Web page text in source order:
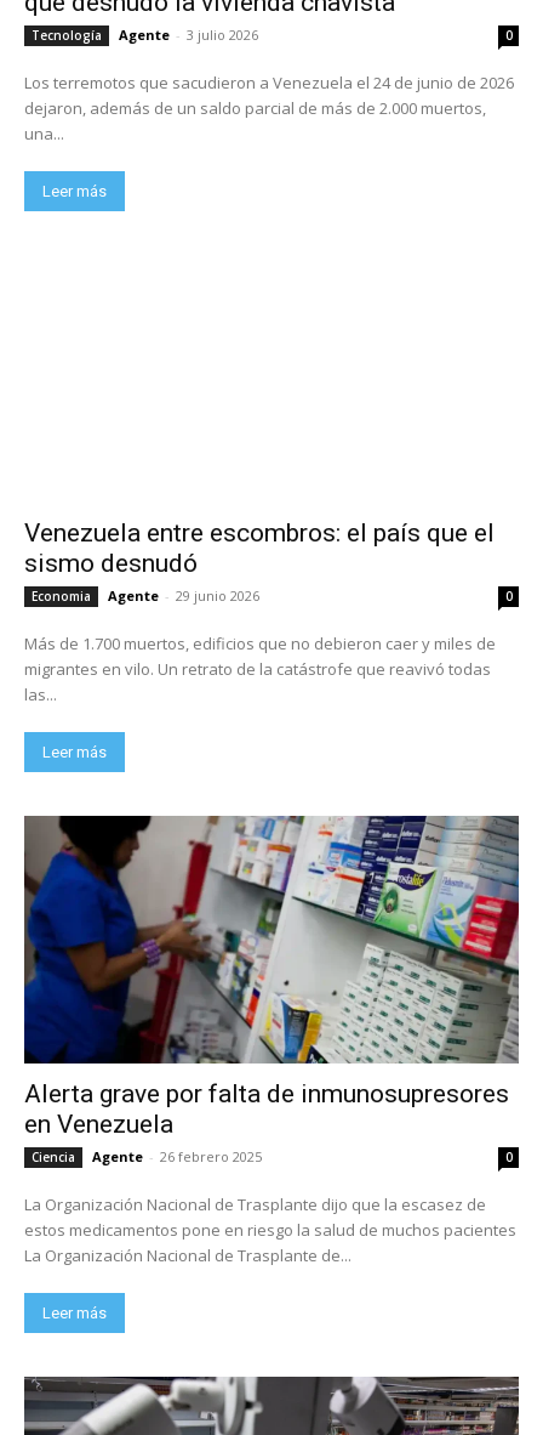
Tecnología Agente - 3 julio 2026 0
Los terremotos que sacudieron a Venezuela el 24 de junio de 2026
dejaron, además de un saldo parcial de más de 2.000 muertos,
una...
Leer más
Venezuela entre escombros: el país que el
sismo desnudó
Economia Agente - 29 junio 2026 0
Más de 1.700 muertos, edificios que no debieron caer y miles de
migrantes en vilo. Un retrato de la catástrofe que reavivó todas
las...
Leer más
Alerta grave por falta de inmunosupresores
en Venezuela
Ciencia Agente - 26 febrero 2025 0
La Organización Nacional de Trasplante dijo que la escasez de
estos medicamentos pone en riesgo la salud de muchos pacientes
La Organización Nacional de Trasplante de...
Leer más